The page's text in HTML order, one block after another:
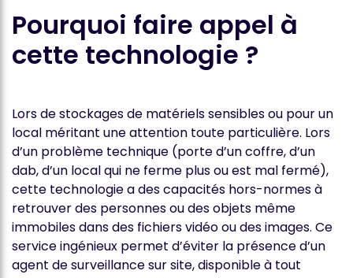
Pourquoi faire appel à
cette technologie ?
Lors de stockages de matériels sensibles ou pour un
local méritant une attention toute particulière. Lors
d’un problème technique (porte d’un coffre, d’un
dab, d’un local qui ne ferme plus ou est mal fermé),
cette technologie a des capacités hors-normes à
retrouver des personnes ou des objets même
immobiles dans des fichiers vidéo ou des images. Ce
service ingénieux permet d’éviter la présence d’un
agent de surveillance sur site, disponible à tout